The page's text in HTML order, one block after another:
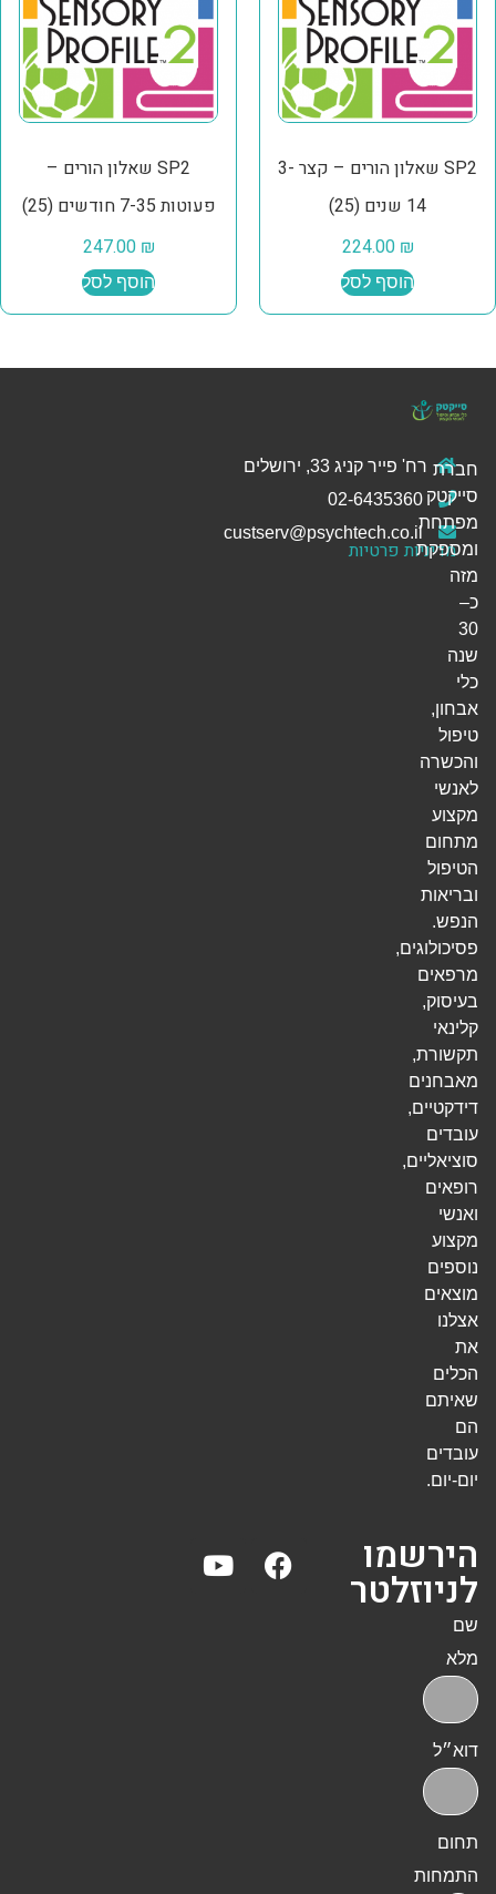
SP2 שאלון הורים – קצר 3-
14 שנים (25)
224.00 ₪
הוסף לסל
SP2 שאלון הורים –
פעוטות 7-35 חודשים (25)
247.00 ₪
הוסף לסל
רח' פייר קניג 33, ירושלים
מדיניות פרטיות
חברת
סייקטק
מפתחת
ומספקת
מזה
כ–
30
שנה
כלי
אבחון,
טיפול
והכשרה
לאנשי
מקצוע
מתחום
הטיפול
ובריאות
הנפש.
פסיכולוגים,
מרפאים
בעיסוק,
קלינאי
תקשורת,
מאבחנים
דידקטיים,
עובדים
סוציאליים,
רופאים
ואנשי
מקצוע
נוספים
מוצאים
אצלנו
את
הכלים
שאיתם
הם
עובדים
יום-יום.
הירשמו
לניוזלטר
שם
מלא
דוא״ל
תחום
התמחות